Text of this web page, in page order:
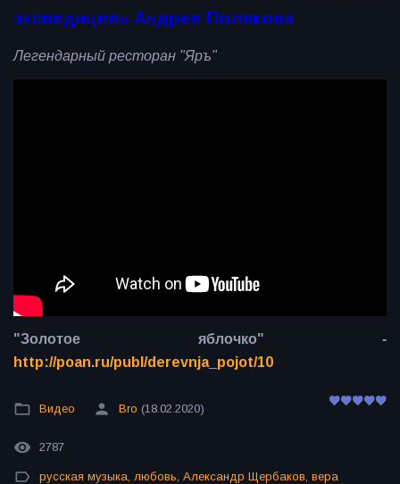
экспедиция» Андрея Полякова
Легендарный ресторан "Яръ"
"Золотое яблочко" -
http://poan.ru/publ/derevnja_pojot/10
Видео Bro (18.02.2020)
2787
русская музыка, любовь, Александр Щербаков, вера